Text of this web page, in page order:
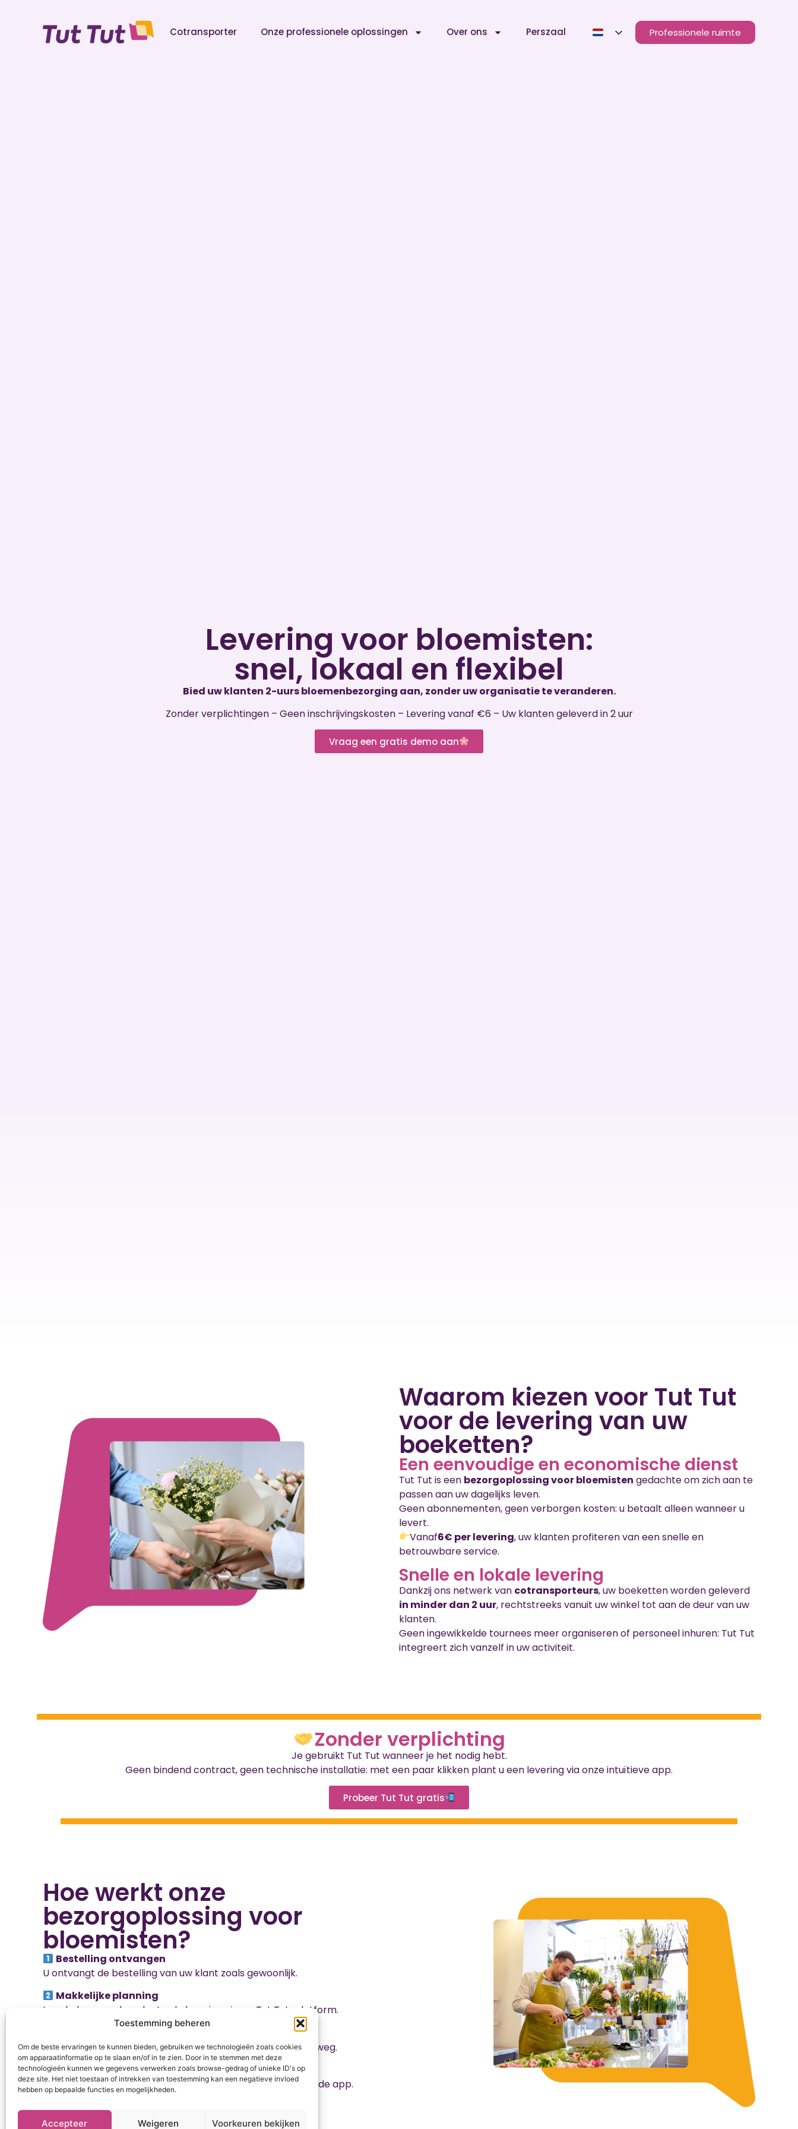
Toestemming beheren
Om de beste ervaringen te kunnen bieden, gebruiken we technologieën zoals cookies
om apparaatinformatie op te slaan en/of in te zien. Door in te stemmen met deze
technologieën kunnen we gegevens verwerken zoals browse-gedrag of unieke ID's op
deze site. Het niet toestaan of intrekken van toestemming kan een negatieve invloed
hebben op bepaalde functies en mogelijkheden.
Accepteer Weigeren Voorkeuren bekijken
Cotransporter Onze professionele oplossingen Over ons Perszaal Professionele ruimte
Levering voor bloemisten:
snel, lokaal en flexibel
Bied uw klanten 2-uurs bloemenbezorging aan, zonder uw organisatie te veranderen.
Zonder verplichtingen – Geen inschrijvingskosten – Levering vanaf €6 – Uw klanten geleverd in 2 uur
Vraag een gratis demo aan
Waarom kiezen voor Tut Tut
voor de levering van uw
boeketten?
Een eenvoudige en economische dienst
Tut Tut is een bezorgoplossing voor bloemisten gedachte om zich aan te
passen aan uw dagelijks leven.
Geen abonnementen, geen verborgen kosten: u betaalt alleen wanneer u
levert.
Vanaf6€ per levering, uw klanten profiteren van een snelle en
betrouwbare service.
Snelle en lokale levering
Dankzij ons netwerk van cotransporteurs, uw boeketten worden geleverd
in minder dan 2 uur, rechtstreeks vanuit uw winkel tot aan de deur van uw
klanten.
Geen ingewikkelde tournees meer organiseren of personeel inhuren: Tut Tut
integreert zich vanzelf in uw activiteit.
Zonder verplichting
Je gebruikt Tut Tut wanneer je het nodig hebt.
Geen bindend contract, geen technische installatie: met een paar klikken plant u een levering via onze intuïtieve app.
Probeer Tut Tut gratis
Hoe werkt onze
bezorgoplossing voor
bloemisten?
Bestelling ontvangen
U ontvangt de bestelling van uw klant zoals gewoonlijk.
Makkelijke planning
In enkele seconden plant u de levering via uw Tut Tut-platform.
Een nabije cotransporter
Een geverifieerde particulier haalt de bestelling op en rijdt weg.
Levering binnen 2 uur
De klant wordt snel geleverd, met realtime tracking vanuit de app.